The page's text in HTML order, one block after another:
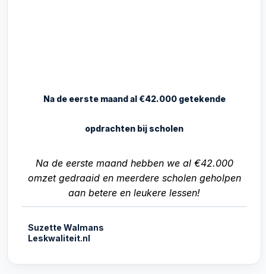
Na de eerste maand al €42.000 getekende
opdrachten bij scholen
Na de eerste maand hebben we al €42.000
omzet gedraaid en meerdere scholen geholpen
aan betere en leukere lessen!
Suzette Walmans
Leskwaliteit.nl